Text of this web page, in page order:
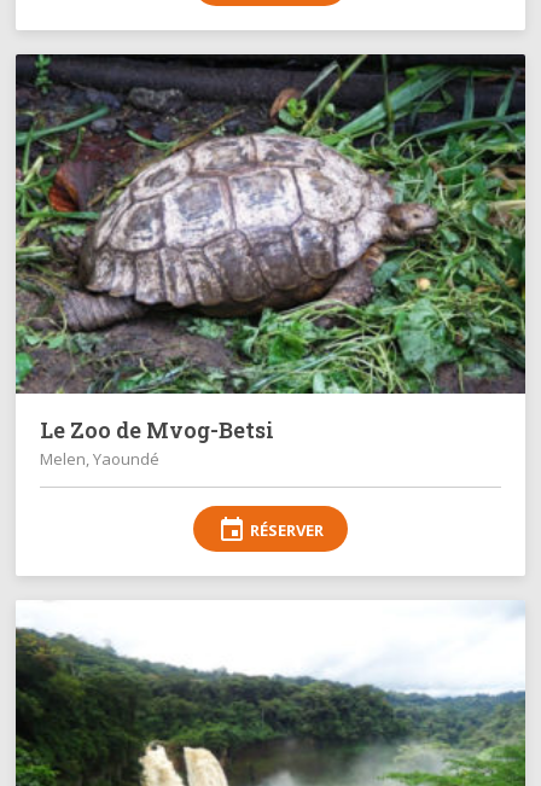
Le Zoo de Mvog-Betsi
Melen, Yaoundé
event RÉSERVER